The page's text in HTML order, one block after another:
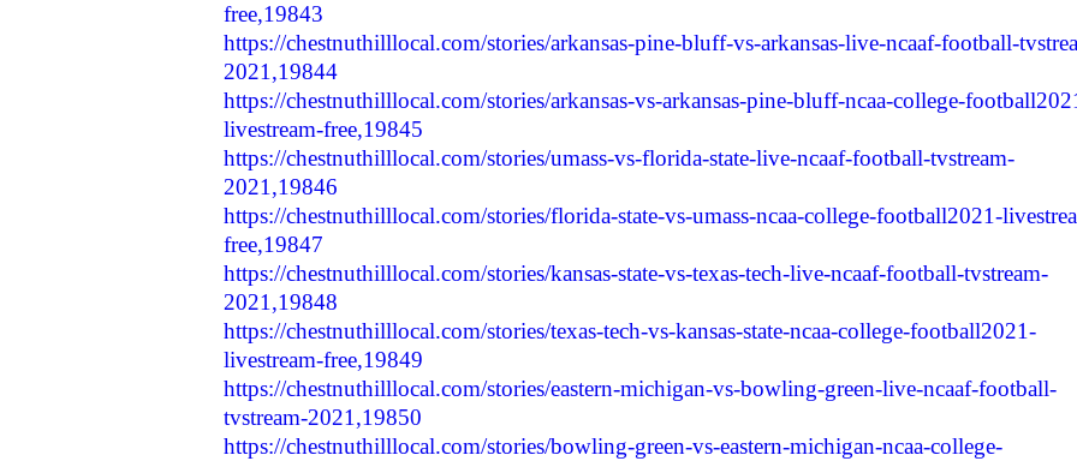
free,19843
https://chestnuthilllocal.com/stories/arkansas-pine-bluff-vs-arkansas-live-ncaaf-football-
2021,19844
https://chestnuthilllocal.com/stories/arkansas-vs-arkansas-pine-bluff-ncaa-college-
livestream-free,19845
https://chestnuthilllocal.com/stories/umass-vs-florida-state-live-ncaaf-football-tvstream-
2021,19846
https://chestnuthilllocal.com/stories/florida-state-vs-umass-ncaa-college-football2021-
free,19847
https://chestnuthilllocal.com/stories/kansas-state-vs-texas-tech-live-ncaaf-football-tvstream-
2021,19848
https://chestnuthilllocal.com/stories/texas-tech-vs-kansas-state-ncaa-college-football2021-
livestream-free,19849
https://chestnuthilllocal.com/stories/eastern-michigan-vs-bowling-green-live-ncaaf-football-
tvstream-2021,19850
https://chestnuthilllocal.com/stories/bowling-green-vs-eastern-michigan-ncaa-college-